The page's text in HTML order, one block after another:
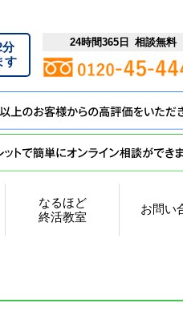
す
24時間365日 相談無料
なるほど
終活教室
お問い